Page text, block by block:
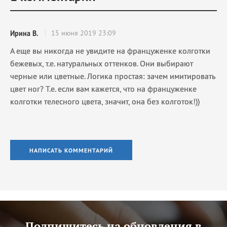
Ирина В. 15 июня 2019 23:09
А еще вы никогда не увидите на француженке колготки
бежевых, т.е. натуральных оттенков. Они выбирают
черные или цветные. Логика простая: зачем имитировать
цвет ног? Т.е. если вам кажется, что на француженке
колготки телесного цвета, значит, она без колготок!))
НАПИСАТЬ КОММЕНТАРИЙ